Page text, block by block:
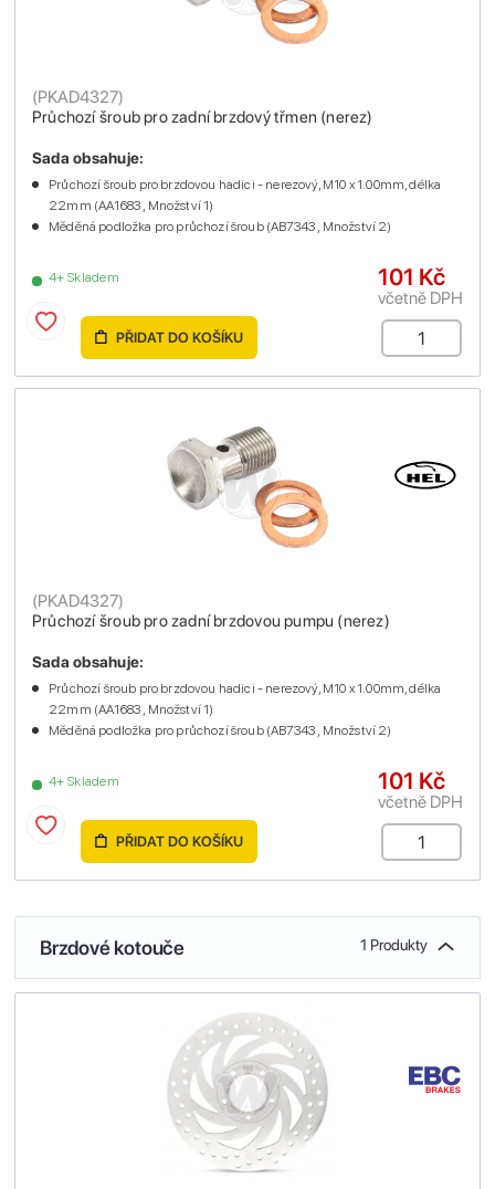
Průchozí šroub pro zadní brzdový třmen (nerez)
(PKAD4327)
4+ Skladem
Sada obsahuje:
Průchozí šroub pro brzdovou hadici - nerezový, M10 x 1.00mm, délka
22mm (AA1683 , Množství 1)
Měděná podložka pro průchozí šroub (AB7343 , Množství 2)
101 Kč
včetně DPH
PŘIDAT DO KOŠÍKU
Průchozí šroub pro zadní brzdovou pumpu (nerez)
(PKAD4327)
4+ Skladem
Sada obsahuje:
Průchozí šroub pro brzdovou hadici - nerezový, M10 x 1.00mm, délka
22mm (AA1683 , Množství 1)
Měděná podložka pro průchozí šroub (AB7343 , Množství 2)
101 Kč
včetně DPH
PŘIDAT DO KOŠÍKU
Brzdové kotouče 1 Produkty